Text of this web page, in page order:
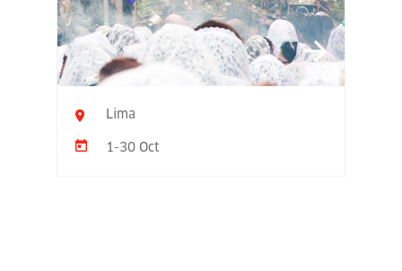
Lima
1-30 Oct